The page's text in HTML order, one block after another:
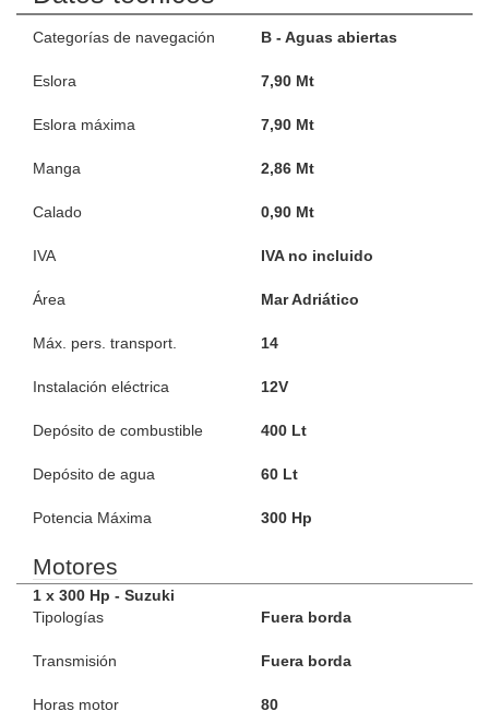
Categorías de navegación B - Aguas abiertas
Eslora 7,90 Mt
Eslora máxima 7,90 Mt
Manga 2,86 Mt
Calado 0,90 Mt
IVA IVA no incluido
Área Mar Adriático
Máx. pers. transport. 14
Instalación eléctrica 12V
Depósito de combustible 400 Lt
Depósito de agua 60 Lt
Potencia Máxima 300 Hp
Motores
1 x 300 Hp - Suzuki
Tipologías
Fuera borda
Transmisión Fuera borda
Horas motor 80